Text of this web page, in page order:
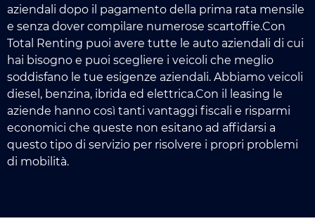
aziendali dopo il pagamento della prima rata mensile
e senza dover compilare numerose scartoffie.Con
Total Renting puoi avere tutte le auto aziendali di cui
hai bisogno e puoi scegliere i veicoli che meglio
soddisfano le tue esigenze aziendali. Abbiamo veicoli
diesel, benzina, ibrida ed elettrica.Con il leasing le
aziende hanno così tanti vantaggi fiscali e risparmi
economici che queste non esitano ad affidarsi a
questo tipo di servizio per risolvere i propri problemi
di mobilità.